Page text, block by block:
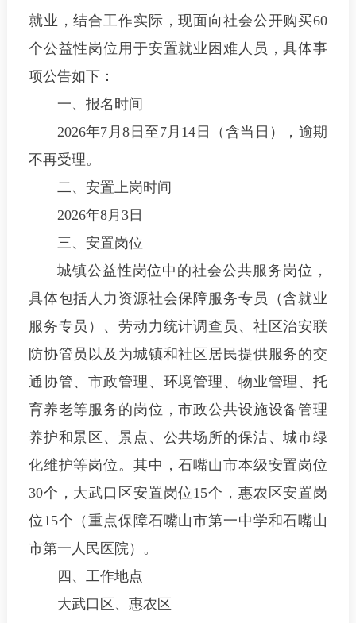
就业，结合工作实际，现面向社会公开购买60
个公益性岗位用于安置就业困难人员，具体事
项公告如下：
一、报名时间
2026年7月8日至7月14日（含当日），逾期
不再受理。
二、安置上岗时间
2026年8月3日
三、安置岗位
城镇公益性岗位中的社会公共服务岗位，
具体包括人力资源社会保障服务专员（含就业
服务专员）、劳动力统计调查员、社区治安联
防协管员以及为城镇和社区居民提供服务的交
通协管、市政管理、环境管理、物业管理、托
育养老等服务的岗位，市政公共设施设备管理
养护和景区、景点、公共场所的保洁、城市绿
化维护等岗位。其中，石嘴山市本级安置岗位
30个，大武口区安置岗位15个，惠农区安置岗
位15个（重点保障石嘴山市第一中学和石嘴山
市第一人民医院）。
四、工作地点
大武口区、惠农区